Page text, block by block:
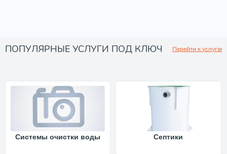
ПОПУЛЯРНЫЕ УСЛУГИ ПОД КЛЮЧ Перейти к услугам
Системы очистки воды Септики